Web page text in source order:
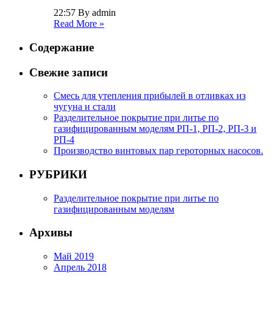
22:57 By admin
Read More »
Содержание
Свежие записи
Смесь для утепления прибылей в отливках из
чугуна и стали
Разделительное покрытие при литье по
газифицированным моделям РП-1, РП-2, РП-3 и
РП-4
Производство винтовых пар героторных насосов.
РУБРИКИ
Разделительное покрытие при литье по
газифицированным моделям
Архивы
Май 2019
Апрель 2018